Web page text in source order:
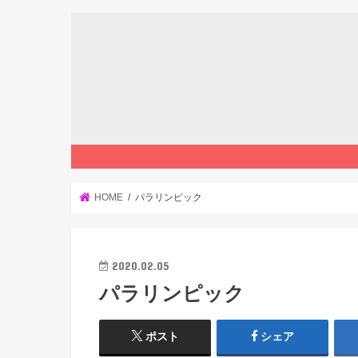
HOME パラリンピック
2020.02.05
パラリンピック
ポスト シェア